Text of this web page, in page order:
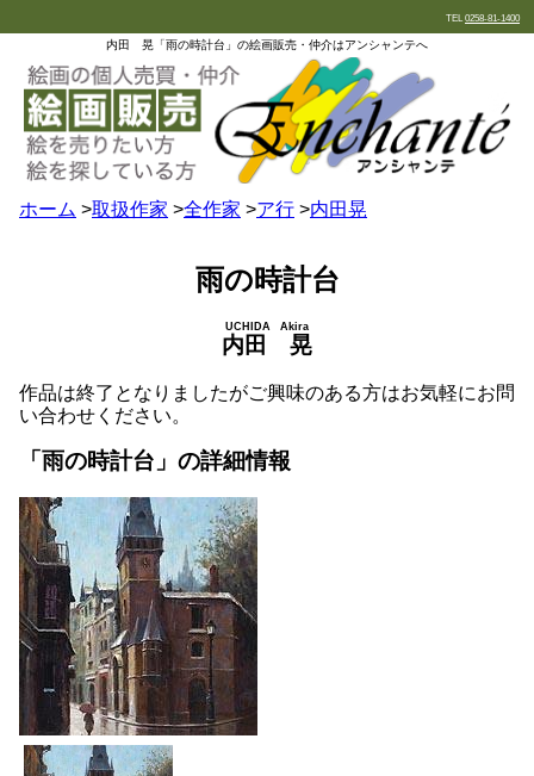
TEL 0258-81-1400
内田 晃「雨の時計台」の絵画販売・仲介はアンシャンテへ
ホーム >取扱作家 >全作家 >ア行 >内田晃
雨の時計台
内田 晃
UCHIDA Akira
作品は終了となりましたがご興味のある方はお気軽にお問
い合わせください。
「雨の時計台」の詳細情報